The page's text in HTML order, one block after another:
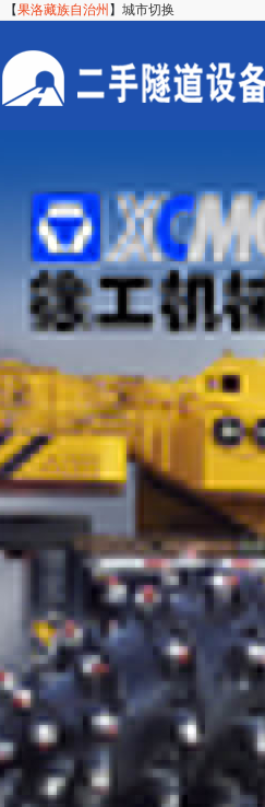
【果洛藏族自治州 】 城市切换